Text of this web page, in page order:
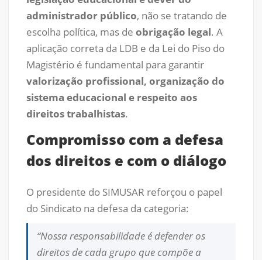
administrador público, não se tratando de
escolha política, mas de obrigação legal. A
aplicação correta da LDB e da Lei do Piso do
Magistério é fundamental para garantir
valorização profissional, organização do
sistema educacional e respeito aos
direitos trabalhistas.
Compromisso com a defesa
dos direitos e com o diálogo
O presidente do SIMUSAR reforçou o papel
do Sindicato na defesa da categoria:
“Nossa responsabilidade é defender os
direitos de cada grupo que compõe a